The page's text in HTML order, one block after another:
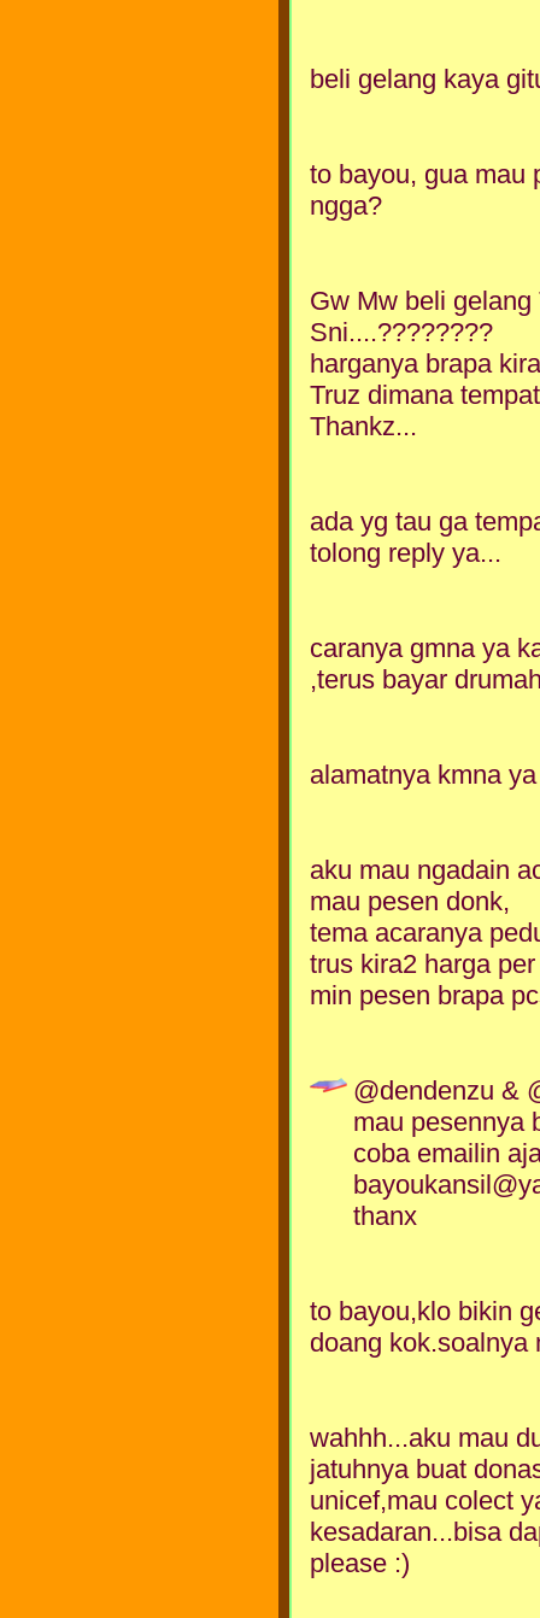
beli gelang kaya
to bayou, gua mau
ngga?
Gw Mw beli
Sni....????????
harganya brapa
Truz dimana
Thankz...
ada yg tau ga
tolong reply ya...
caranya gmna ya
,terus bayar
alamatnya kmna
aku mau ngadain
mau pesen donk,
tema acaranya
trus kira2 harga
min pesen brapa
@dendenzu &
mau pesennya
coba emailin
thanx
to bayou,klo bikin
doang kok.soalnya
wahhh...aku mau
jatuhnya buat
unicef,mau colect
kesadaran...bisa
please :)